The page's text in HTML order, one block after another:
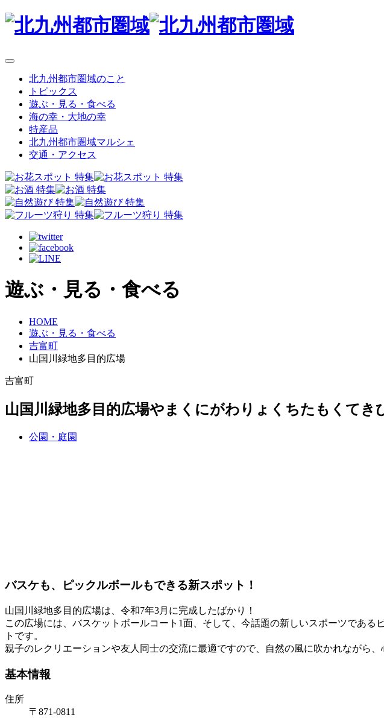
北九州都市圏域のこと
トピックス
遊ぶ・見る・食べる
海の幸・大地の幸
特産品
北九州都市圏域マルシェ
交通・アクセス
遊ぶ・見る・食べる
HOME
遊ぶ・見る・食べる
吉富町
山国川緑地多目的広場
吉富町
山国川緑地多目的広場やまくにがわりょくちたもくてき
公園・庭園
バスケも、ピックルボールもできる新スポット！
山国川緑地多目的広場は、令和7年3月に完成したばかり！
この広場には、バスケットボールコート1面、そして、今話題の新しいスポーツであ
トです。
親子のレクリエーションや友人同士の交流に最適ですので、自然の風に吹かれながら
基本情報
住所
〒871-0811